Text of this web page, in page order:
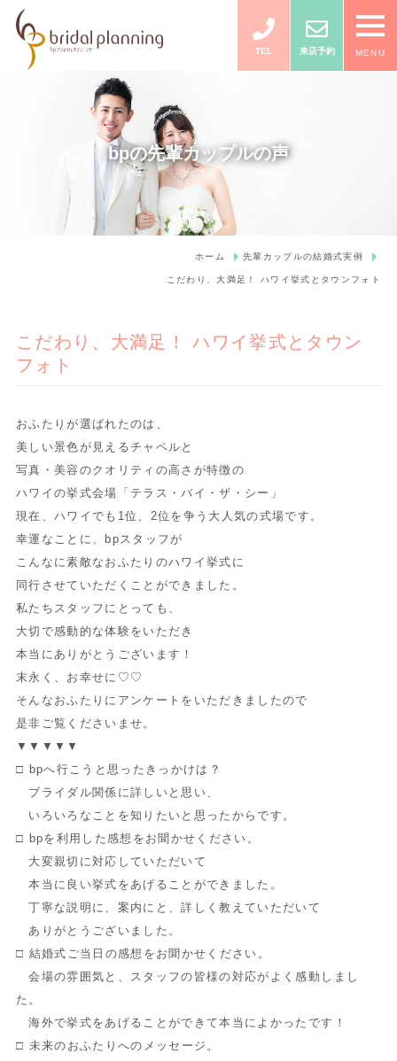
TEL 来店予約 MENU
bpの先輩カップルの声
ホーム 先輩カップルの結婚式実例
こだわり、大満足！ ハワイ挙式とタウンフォト
こだわり、大満足！ ハワイ挙式とタウン
フォト
おふたりが選ばれたのは、
美しい景色が見えるチャペルと
写真・美容のクオリティの高さが特徴の
ハワイの挙式会場「テラス・バイ・ザ・シー」
現在、ハワイでも1位、2位を争う大人気の式場です。
幸運なことに、bpスタッフが
こんなに素敵なおふたりのハワイ挙式に
同行させていただくことができました。
私たちスタッフにとっても、
大切で感動的な体験をいただき
本当にありがとうございます！
末永く、お幸せに♡♡
そんなおふたりにアンケートをいただきましたので
是非ご覧くださいませ。
▼▼▼▼▼
□ bpへ行こうと思ったきっかけは？
ブライダル関係に詳しいと思い、
いろいろなことを知りたいと思ったからです。
□ bpを利用した感想をお聞かせください。
大変親切に対応していただいて
本当に良い挙式をあげることができました。
丁寧な説明に、案内にと、詳しく教えていただいて
ありがとうございました。
□ 結婚式ご当日の感想をお聞かせください。
会場の雰囲気と、スタッフの皆様の対応がよく感動しまし
た。
海外で挙式をあげることができて本当によかったです！
□ 未来のおふたりへのメッセージ。